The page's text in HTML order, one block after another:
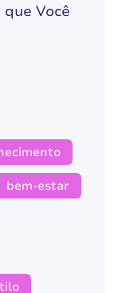
Você
bem-estar